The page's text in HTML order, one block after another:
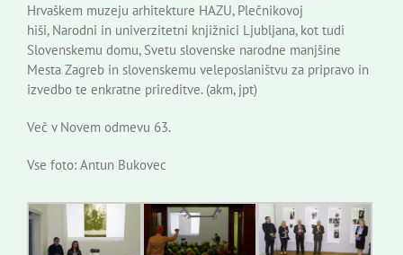
Hrvaškem muzeju arhitekture HAZU, Plečnikovoj
hiši, Narodni in univerzitetni knjižnici Ljubljana, kot tudi
Slovenskemu domu, Svetu slovenske narodne manjšine
Mesta Zagreb in slovenskemu veleposlaništvu za pripravo in
izvedbo te enkratne prireditve. (akm, jpt)
Več v Novem odmevu 63.
Vse foto: Antun Bukovec